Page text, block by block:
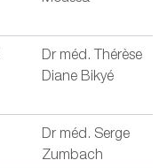
Dr méd. Thérèse
Diane Bikyé
Dr méd. Serge
Zumbach